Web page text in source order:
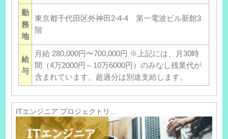
勤
務
地
東京都千代田区外神田2-4-4 第一電波ビル新館3
階
給
与
月給 280,000円〜700,000円 ※上記には、月30時
間（4万2000円～10万6000円）のみなし残業代が
含まれています。超過分は別途支給します。
ITエンジニア プロジェクトリ...